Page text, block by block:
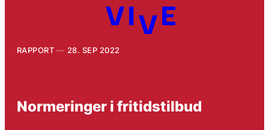
RAPPORT 28. SEP 2022
Normeringer i fritidstilbud